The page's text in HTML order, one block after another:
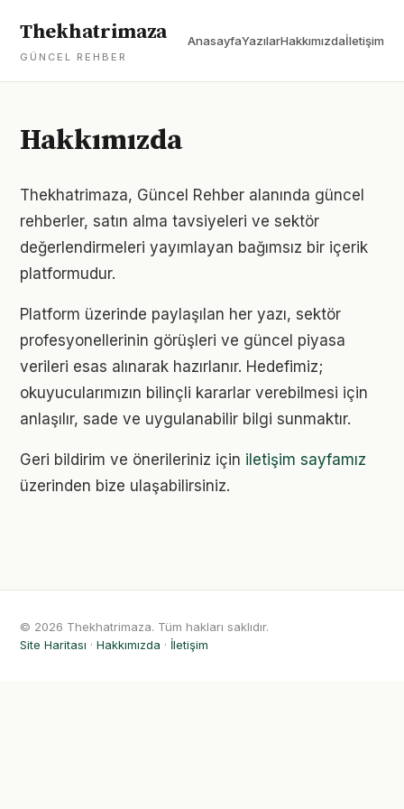
Thekhatrimaza
GÜNCEL REHBER
AnasayfaYazılarHakkımızdaİletişim
Hakkımızda
Thekhatrimaza, Güncel Rehber alanında güncel
rehberler, satın alma tavsiyeleri ve sektör
değerlendirmeleri yayımlayan bağımsız bir içerik
platformudur.
Platform üzerinde paylaşılan her yazı, sektör
profesyonellerinin görüşleri ve güncel piyasa
verileri esas alınarak hazırlanır. Hedefimiz;
okuyucularımızın bilinçli kararlar verebilmesi için
anlaşılır, sade ve uygulanabilir bilgi sunmaktır.
Geri bildirim ve önerileriniz için iletişim sayfamız
üzerinden bize ulaşabilirsiniz.
© 2026 Thekhatrimaza. Tüm hakları saklıdır.
Site Haritası · Hakkımızda · İletişim